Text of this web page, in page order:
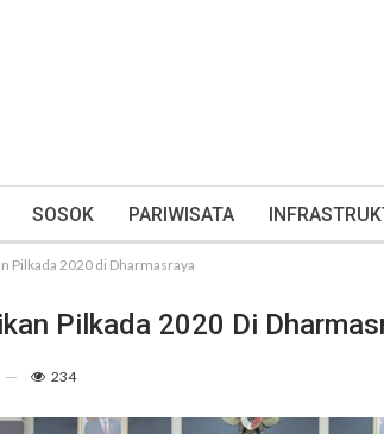
SOSOK PARIWISATA
Pilkada 2020 di Dharmasraya
Pilkada 2020 Di
234